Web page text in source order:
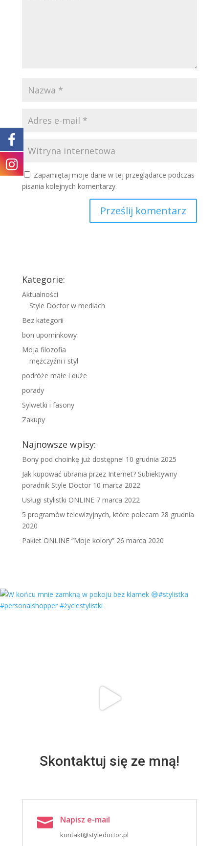
Zapamiętaj moje dane w tej przeglądarce podczas
pisania kolejnych komentarzy.
Kategorie:
Aktualności
Style Doctor w mediach
Bez kategorii
bon upominkowy
Moja filozofia
mężczyźni i styl
podróże małe i duże
porady
Sylwetki i fasony
Zakupy
Najnowsze wpisy:
Bony pod choinkę już dostępne! 10 grudnia 2025
Jak kupować ubrania przez Internet? Subiektywny
poradnik Style Doctor 10 marca 2022
Usługi stylistki ONLINE 7 marca 2022
5 programów telewizyjnych, które polecam 28 grudnia
2020
Pakiet ONLINE “Moje kolory” 26 marca 2020
Skontaktuj się ze mną!
 Napisz e-mail
kontakt@styledoctor.pl